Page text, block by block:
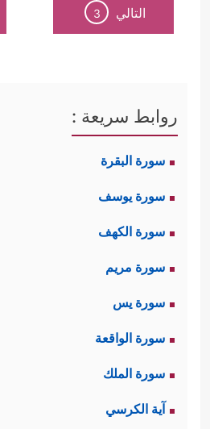
التالي 3
روابط سريعة :
سورة البقرة
سورة يوسف
سورة الكهف
سورة مريم
سورة يس
سورة الواقعة
سورة الملك
آية الكرسي